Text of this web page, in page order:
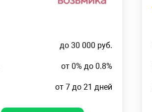
до 30 000 руб.
от 0% до 0.8%
от 7 до 21 дней